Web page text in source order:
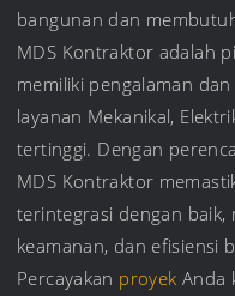
bangunan dan
MDS Kontraktor adalah
memiliki pengalaman
layanan Mekanikal,
tertinggi. Dengan
MDS Kontraktor
terintegrasi dengan baik,
keamanan, dan efisiensi
Percayakan proyek Anda